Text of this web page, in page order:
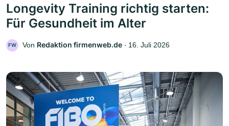
Longevity Training richtig starten:
Für Gesundheit im Alter
FW Von Redaktion firmenweb.de ‧ 16. Juli 2026